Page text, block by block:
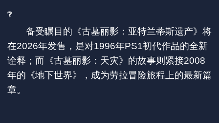
❔
备受瞩目的《古墓丽影：亚特兰蒂斯遗产》将
在2026年发售，是对1996年PS1初代作品的全新
诠释；而《古墓丽影：天灾》的故事则紧接2008
年的《地下世界》，成为劳拉冒险旅程上的最新篇
章。